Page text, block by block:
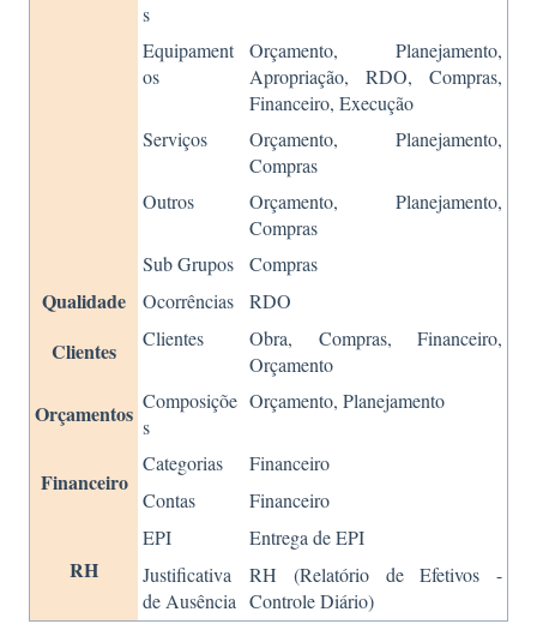
s
Equipament
os
Orçamento, Planejamento,
Apropriação, RDO, Compras,
Financeiro, Execução
Serviços
Orçamento, Planejamento,
Compras
Outros
Orçamento, Planejamento,
Compras
Sub Grupos
Compras
Qualidade Ocorrências RDO
Clientes Clientes
Obra, Compras, Financeiro,
Orçamento
Orçamentos Composiçõe
s
Orçamento, Planejamento
Financeiro
Categorias
Financeiro
Contas
Financeiro
RH
EPI
Entrega de EPI
Justificativa
de Ausência
RH (Relatório de Efetivos -
Controle Diário)